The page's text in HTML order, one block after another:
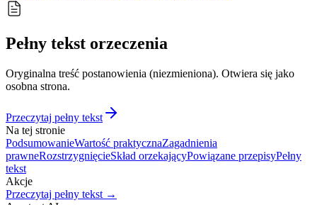
Pełny tekst orzeczenia
Oryginalna treść postanowienia (niezmieniona). Otwiera się jako
osobna strona.
Przeczytaj pełny tekst
Na tej stronie
PodsumowanieWartość praktycznaZagadnienia
prawneRozstrzygnięcieSkład orzekającyPowiązane przepisyPełny
tekst
Akcje
Przeczytaj pełny tekst →